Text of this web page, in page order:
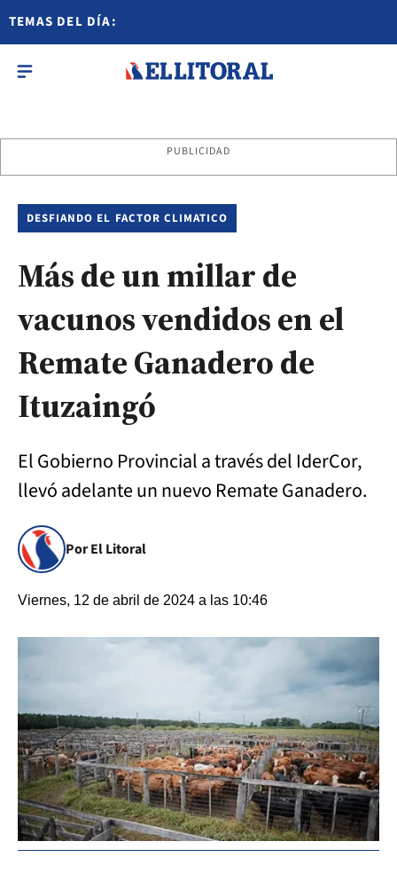
TEMAS DEL DÍA:
PUBLICIDAD
DESFIANDO EL FACTOR CLIMATICO
Más de un millar de
vacunos vendidos en el
Remate Ganadero de
Ituzaingó
El Gobierno Provincial a través del IderCor,
llevó adelante un nuevo Remate Ganadero.
Por El Litoral
Viernes, 12 de abril de 2024 a las 10:46